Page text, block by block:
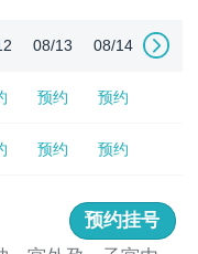
08/13 08/14
预约 预约
预约 预约
预约挂号